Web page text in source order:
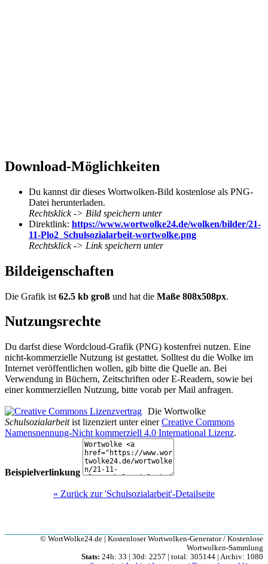
Download-Möglichkeiten
Du kannst dir dieses Wortwolken-Bild kostenlose als PNG-
Datei herunterladen.
Rechtsklick -> Bild speichern unter
Direktlink: https://www.wortwolke24.de/wolken/bilder/21-
11-Plo2_Schulsozialarbeit-wortwolke.png
Rechtsklick -> Link speichern unter
Bildeigenschaften
Die Grafik ist 62.5 kb groß und hat die Maße 808x508px.
Nutzungsrechte
Du darfst diese Wordcloud-Grafik (PNG) kostenfrei nutzen. Eine
nicht-kommerzielle Nutzung ist gestattet. Solltest du die Wolke im
Internet veröffentlichen wollen, gib bitte die Quelle an. Bei
Verwendung in Büchern, Zeitschriften oder E-Readern, sowie bei
einer kommerziellen Nutzung, bitte vorab per Mail anfragen.
Die Wortwolke
Schulsozialarbeitist lizenziert unter einerCreative Commons
Namensnennung-Nicht kommerziell 4.0 International Lizenz.
Beispielverlinkung
« Zurück zur 'Schulsozialarbeit'-Detailseite
© WortWolke24.de | Kostenloser Wortwolken-Generator / Kostenlose
Wortwolken-Sammlung
Stats: 24h: 33 | 30d: 2257 | total: 305144 | Archiv: 1080